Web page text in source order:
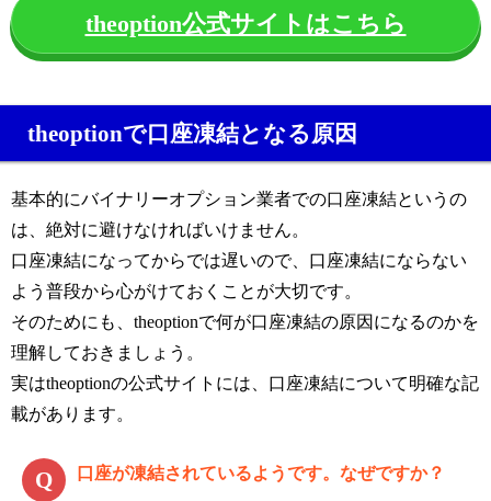
theoption公式サイトはこちら
theoptionで口座凍結となる原因
基本的にバイナリーオプション業者での口座凍結というの
は、絶対に避けなければいけません。
口座凍結になってからでは遅いので、口座凍結にならない
よう普段から心がけておくことが大切です。
そのためにも、theoptionで何が口座凍結の原因になるのかを
理解しておきましょう。
実はtheoptionの公式サイトには、口座凍結について明確な記
載があります。
口座が凍結されているようです。なぜですか？